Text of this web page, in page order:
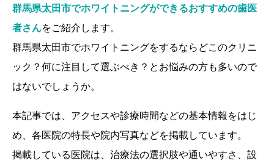
群馬県太田市でホワイトニングができるおすすめの歯医
者さんをご紹介します。
群馬県太田市でホワイトニングをするならどこのクリニ
ック？何に注目して選ぶべき？とお悩みの方も多いので
はないでしょうか。
本記事では、アクセスや診療時間などの基本情報をはじ
め、各医院の特長や院内写真などを掲載しています。
掲載している医院は、治療法の選択肢や通いやすさ、設